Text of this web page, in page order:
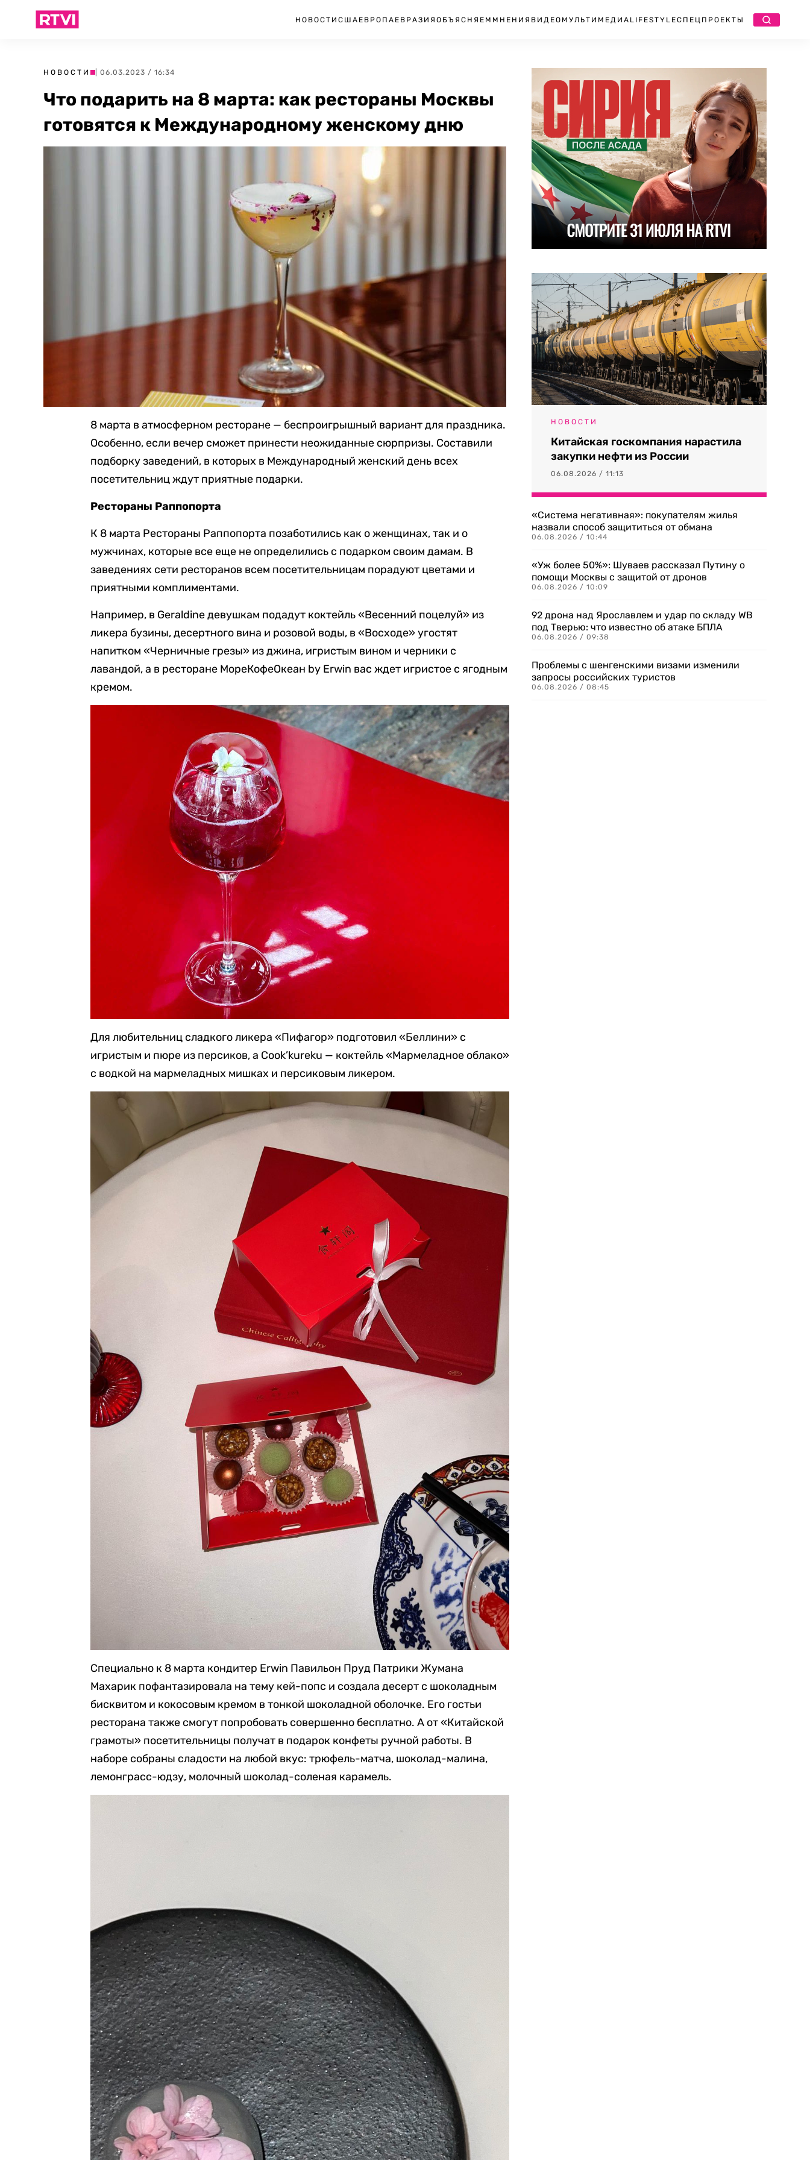
НОВОСТИ США ЕВРОПА ЕВРАЗИЯ ОБЪЯСНЯЕМ МНЕНИЯ ВИДЕО МУЛЬТИМЕДИА LIFESTYLEСПЕЦПРОЕКТЫ
НОВОСТИ | 06.03.2023 / 16:34
Что подарить на 8 марта: как рестораны Москвы
готовятся к Международному женскому дню
8 марта в атмосферном ресторане — беспроигрышный вариант для праздника.
Особенно, если вечер сможет принести неожиданные сюрпризы. Составили
подборку заведений, в которых в Международный женский день всех
посетительниц ждут приятные подарки.
Рестораны Раппопорта
К 8 марта Рестораны Раппопорта позаботились как о женщинах, так и о
мужчинах, которые все еще не определились с подарком своим дамам. В
заведениях сети ресторанов всем посетительницам порадуют цветами и
приятными комплиментами.
Например, в Geraldine девушкам подадут коктейль «Весенний поцелуй» из
ликера бузины, десертного вина и розовой воды, в «Восходе» угостят
напитком «Черничные грезы» из джина, игристым вином и черники с
лавандой, а в ресторане МореКофеОкеан by Erwin вас ждет игристое с ягодным
кремом.
Для любительниц сладкого ликера «Пифагор» подготовил «Беллини» с
игристым и пюре из персиков, а Cook’kureku — коктейль «Мармеладное облако»
с водкой на мармеладных мишках и персиковым ликером.
Специально к 8 марта кондитер Erwin Павильон Пруд Патрики Жумана
Махарик пофантазировала на тему кей-попс и создала десерт с шоколадным
бисквитом и кокосовым кремом в тонкой шоколадной оболочке. Его гостьи
ресторана также смогут попробовать совершенно бесплатно. А от «Китайской
грамоты» посетительницы получат в подарок конфеты ручной работы. В
наборе собраны сладости на любой вкус: трюфель-матча, шоколад-малина,
лемонграсс-юдзу, молочный шоколад-соленая карамель.
НОВОСТИ
Китайская госкомпания нарастила
закупки нефти из России
06.08.2026 / 11:13
«Система негативная»: покупателям жилья
назвали способ защититься от обмана
06.08.2026 / 10:44
«Уж более 50%»: Шуваев рассказал Путину о
помощи Москвы с защитой от дронов
06.08.2026 / 10:09
92 дрона над Ярославлем и удар по складу WB
под Тверью: что известно об атаке БПЛА
06.08.2026 / 09:38
Проблемы с шенгенскими визами изменили
запросы российских туристов
06.08.2026 / 08:45